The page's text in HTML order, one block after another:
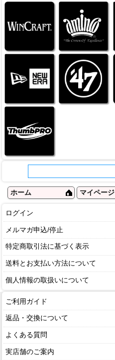
ホーム マイページ
ログイン
メルマガ申込/停止
特定商取引法に基づく表示
送料とお支払い方法について
個人情報の取扱いについて
ご利用ガイド
返品・交換について
よくある質問
実店舗のご案内